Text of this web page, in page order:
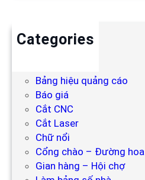
Categories
Bảng hiệu quảng cáo
Báo giá
Cắt CNC
Cắt Laser
Chữ nổi
Cổng chào – Đường hoa
Gian hàng – Hội chợ